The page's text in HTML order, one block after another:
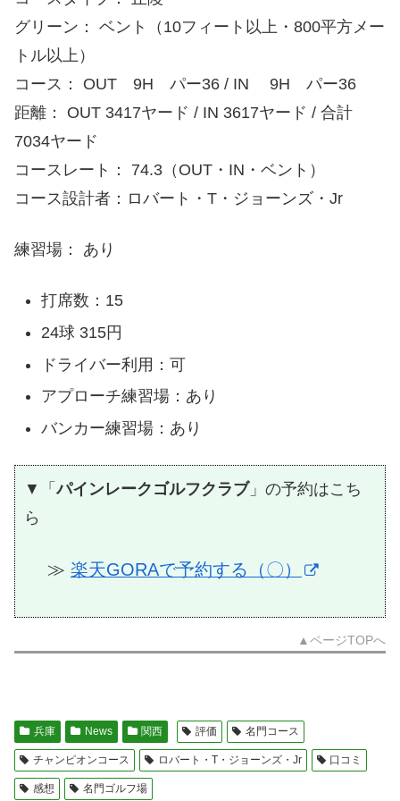
グリーン： ベント（10フィート以上・800平方メー
トル以上）
コース： OUT 9H パー36 / IN 9H パー36
距離： OUT 3417ヤード / IN 3617ヤード / 合計
7034ヤード
コースレート： 74.3（OUT・IN・ベント）
コース設計者：ロバート・T・ジョーンズ・Jr
練習場： あり
打席数：15
24球 315円
ドライバー利用：可
アプローチ練習場：あり
バンカー練習場：あり
▼「パインレークゴルフクラブ」の予約はこち
ら
≫ 楽天GORAで予約する（〇）
▲ページTOPへ
兵庫 News 関西 評価 名門コース
チャンピオンコース ロバート・T・ジョーンズ・Jr 口コミ
感想 名門ゴルフ場